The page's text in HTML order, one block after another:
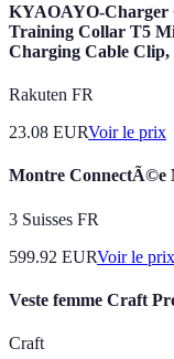
KYAOAYO-Charger
Training Collar T5
Charging Cable Clip,
Rakuten FR
23.08 EURVoir le prix
Montre ConnectÃ©e
3 Suisses FR
599.92 EURVoir le prix
Veste femme Craft
Craft